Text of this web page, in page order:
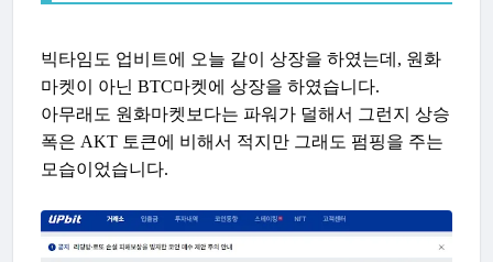
빅타임도 업비트에 오늘 같이 상장을 하였는데, 원화
마켓이 아닌 BTC마켓에 상장을 하였습니다.
아무래도 원화마켓보다는 파워가 덜해서 그런지 상승
폭은 AKT 토큰에 비해서 적지만 그래도 펌핑을 주는
모습이었습니다.